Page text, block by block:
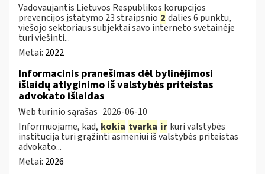
Vadovaujantis Lietuvos Respublikos korupcijos
prevencijos įstatymo 23 straipsnio 2 dalies 6 punktu,
viešojo sektoriaus subjektai savo interneto svetainėje
turi viešinti...
Metai: 2022
Informacinis pranešimas dėl bylinėjimosi
išlaidų atlyginimo iš valstybės priteistas
advokato išlaidas
Web turinio sąrašas 2026-06-10
Informuojame, kad, kokia tvarka ir kuri valstybės
institucija turi grąžinti asmeniui iš valstybės priteistas
advokato...
Metai: 2026